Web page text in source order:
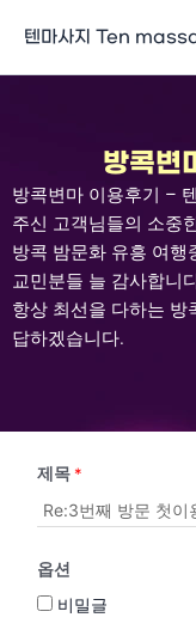
츠
뛰
기
텐마사지 Ten
방콕변
방콕변마 이용후기 –
주신 고객님들의 소중
방콕 밤문화 유흥 여행
교민분들 늘 감사합니
항상 최선을 다하는 방
답하겠습니다.
제목 *
옵션
비밀글